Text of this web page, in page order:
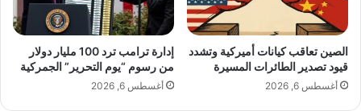
ل
ى
ج
ل
ق
إ
ل
ى
الصين تعاقب كيانات أميركية وتشدد
قيود تصدير الطائرات المسيرة
أغسطس 6, 2026
إدارة ترامب ترد 100 مليار دولار
من رسوم “يوم التحرير” الجمركية
أغسطس 6, 2026